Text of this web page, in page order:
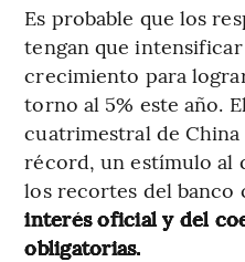
Es probable que los
tengan que intensificar
crecimiento para
torno al 5% este año.
cuatrimestral de
récord, un estímulo al
los recortes del banco
interés oficial y del
obligatorias.